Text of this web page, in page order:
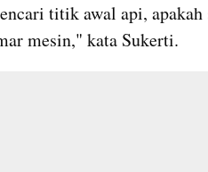
titik awal api, apakah
mesin," kata Sukerti.